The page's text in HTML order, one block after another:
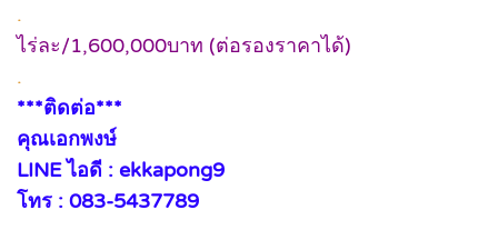
.
ไร่ละ/1,600,000บาท (ต่อรองราคาได้)
.
***ติดต่อ***
คุณเอกพงษ์
LINE ไอดี : ekkapong9
โทร : 083-5437789